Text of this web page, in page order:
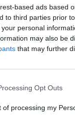
based ads based
to third parties prior
personal
may also be
that may further
Opt Outs
of processing my
l’arrivo di
a San Siro. Il
il Macedone
Gregorio da